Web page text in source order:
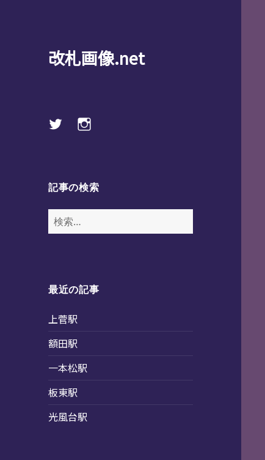
改札画像.net
Twitterinstagram
記事の検索
検
索:
最近の記事
上菅駅
額田駅
一本松駅
板東駅
光風台駅